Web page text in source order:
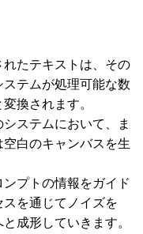
たテキストは、その
テムが処理可能な数
換されます。
ステムにおいて、ま
白のキャンバスを生
プトの情報をガイド
スを通じてノイズを
成形していきます。